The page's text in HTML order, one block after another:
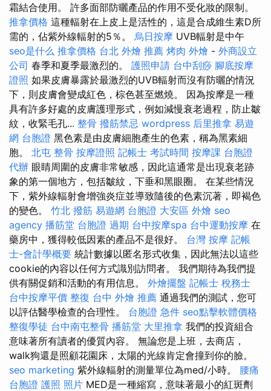
霜結合使用。 許多面部防曬產品的作用不受化妝的限制。
推拿價格 這種輻射在上皮上是活性的，這是合成維生素D所
需的，佔紫外線輻射的5％。 烏日按摩 UVB輻射是中午
seo是什么 推拿價格 台北 外燴 推薦 烤肉 外燴 - 外商設立
公司 春季和夏季最激烈的。 護照申請 台中刮痧 腳底按摩
證照 如果皮膚暴露於最激烈的UVB輻射而沒有防曬的情況
下，則皮膚會變成紅色，棕色甚至燃燒。 因為按摩是一種
具有許多好處的皮膚護理形式，例如減慢衰老過程，防止皺
紋，收緊毛孔... 整骨 撥筋禁忌 wordpress 后里推拿 易遊
網 台胞證 黑色素是由皮膚細胞產生的色素，稱為黑素細
胞。 北屯 整骨 按摩證照 記帳士 考試時間 按摩課 台胞證
代辦 眼睛周圍的皮膚非常敏感，因此這通常是出現衰老跡
象的第一個地方，包括皺紋，下垂和黑眼圈。 在某些情況
下，紫外線輻射會增強炎症並導致隨後的色素沉著，即褐色
的變色。 竹北 撥筋 易遊網 台胞證 大安區 外燴 seo
agency 播筋堂 台胞證 過期 台中按摩spa 台中運動按摩 在
藥房中，獲得較低因素的產品不是很好。 台灣 按摩 記帳
士-會計學概要 統計數據以匿名形式收集，因此無法以這些
cookie的內容以任何方式識別訪問者。 我們期待為我們提
供有關促銷和活動的有用信息。 外燴擺盤 記帳士 稅務士
台中按摩平價 整復 台中 外燴 推薦 通過我們的測試，您可
以評估醫學檢查的合理性。 台胞證 急件 seo點擊軟體價格
整復學徒 台中南屯整骨 播筋堂 大里推拿 我們的投資組合
意味著所有讀者的優質內容。 無論您是上班，去商店，
walk狗還是照顧花園床，太陽的光線肯定會撞到你的臉。
seo marketing 紫外線輻射的測量單位為med/小時。 腰痛
台胞證 護照 照片 MED是一種縮寫，意味著最小的紅斑劑